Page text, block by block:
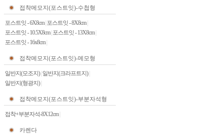
접착메모지(포스트잇)-수첩형
포스트잇 - 6X8cm| 포스트잇 - 8X8cm|
포스트잇 - 10.5X8cm| 포스트잇 - 13X8cm|
포스트잇 - 16x8cm|
접착메모지(포스트잇)-메모형
일반지(모조지)| 일반지(크라프트지)|
일반지(형광지)|
접착메모지(포스트잇)-부분자석형
접착+부분자석-8X12cm|
카렌다